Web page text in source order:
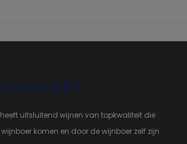
uitsluitend wijnen van topkwaliteit die
komen en door de wijnboer zelf zijn